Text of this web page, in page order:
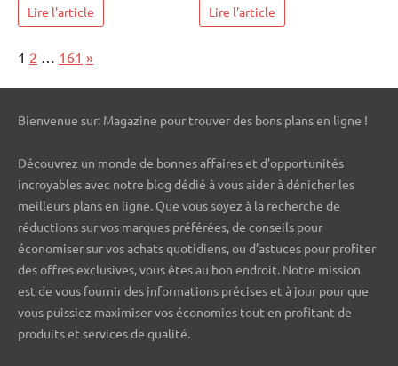
Lire l'article Lire l'article
Page:
1 2 161 Next
»
Bienvenue sur: Magazine pour trouver des bons plans en ligne !
Découvrez un monde de bonnes affaires et d’opportunités
incroyables avec notre blog dédié à vous aider à dénicher les
meilleurs plans en ligne. Que vous soyez à la recherche de
réductions sur vos marques préférées, de conseils pour
économiser sur vos achats quotidiens, ou d’astuces pour profiter
des offres exclusives, vous êtes au bon endroit. Notre mission
est de vous fournir des informations précises et à jour pour que
vous puissiez maximiser vos économies tout en profitant de
produits et services de qualité.